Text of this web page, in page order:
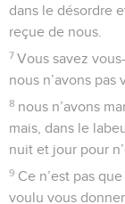
dans le désordre
reçue de nous.
7 Vous savez
nous n’avons pas
8 nous n’avons
mais, dans le
nuit et jour pour
9 Ce n’est pas
voulu vous